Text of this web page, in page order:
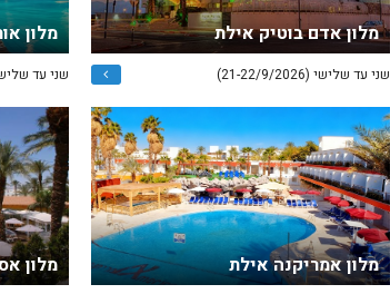
מלון אדם בוטיק אילת
שני עד שלישי (21-22/9/2026)
מלון
שני עד שלישי (21-22/
מלון אמריקנה אילת מלון